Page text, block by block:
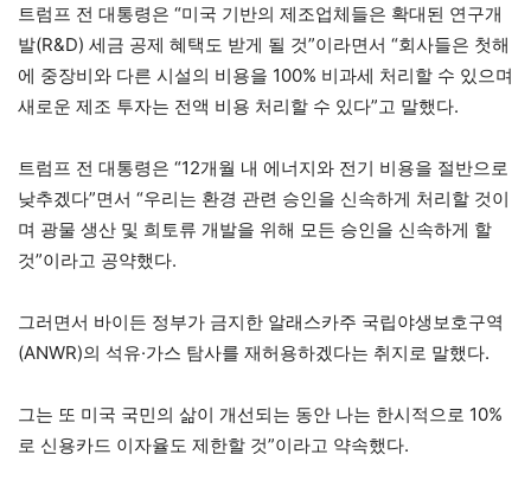
트럼프 전 대통령은 “미국 기반의 제조업체들은 확대된 연구개
발(R&D) 세금 공제 혜택도 받게 될 것”이라면서 “회사들은 첫해
에 중장비와 다른 시설의 비용을 100% 비과세 처리할 수 있으며
새로운 제조 투자는 전액 비용 처리할 수 있다”고 말했다.
트럼프 전 대통령은 “12개월 내 에너지와 전기 비용을 절반으로
낮추겠다”면서 “우리는 환경 관련 승인을 신속하게 처리할 것이
며 광물 생산 및 희토류 개발을 위해 모든 승인을 신속하게 할
것”이라고 공약했다.
그러면서 바이든 정부가 금지한 알래스카주 국립야생보호구역
(ANWR)의 석유·가스 탐사를 재허용하겠다는 취지로 말했다.
그는 또 미국 국민의 삶이 개선되는 동안 나는 한시적으로 10%
로 신용카드 이자율도 제한할 것”이라고 약속했다.